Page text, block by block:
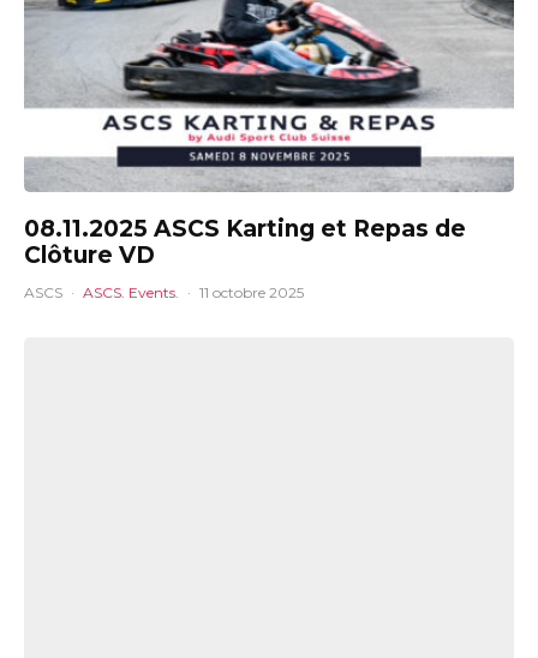
08.11.2025 ASCS Karting et Repas de
Clôture VD
ASCS · ASCS. Events. · 11 octobre 2025